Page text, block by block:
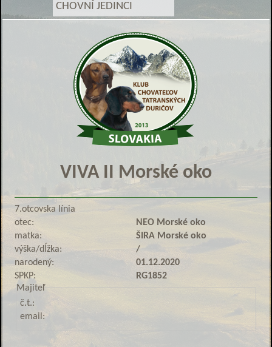
CHOVNÍ JEDINCI
VIVA II Morské oko
7.otcovska línia
otec:
NEO Morské oko
matka:
ŠIRA Morské oko
výška/dĺžka:
/
narodený:
01.12.2020
SPKP:
RG1852
Majiteľ
č.t.:
email: